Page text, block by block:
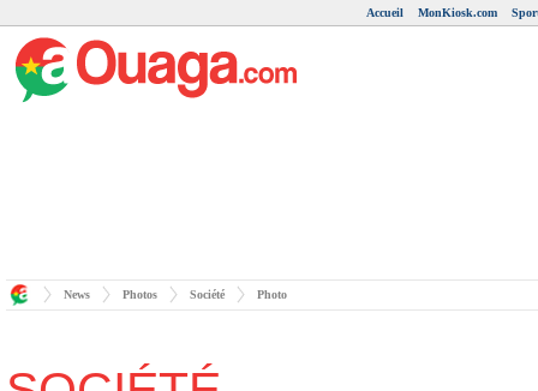
Accueil MonKiosk.com
News Photos Société Photo